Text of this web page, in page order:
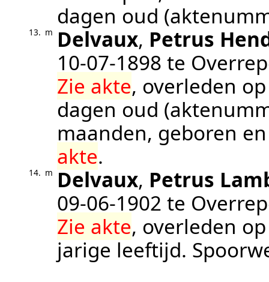
dagen oud
13. m Delvaux, Petrus
10‑07‑1898 te
Zie akte, overleden
dagen oud
maanden, geboren
akte.
14. m Delvaux, Petrus
09‑06‑1902 te
Zie akte, overleden
jarige leeftijd.